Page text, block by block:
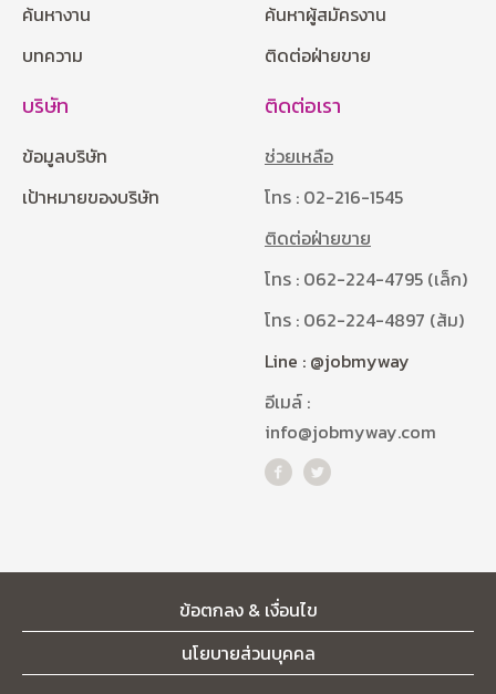
ค้นหางาน
บทความ
ค้นหาผู้สมัครงาน
ติดต่อฝ่ายขาย
บริษัท
ข้อมูลบริษัท
เป้าหมายของบริษัท
ติดต่อเรา
ช่วยเหลือ
โทร : 02-216-1545
ติดต่อฝ่ายขาย
โทร : 062-224-4795 (เล็ก)
โทร : 062-224-4897 (ส้ม)
Line : @jobmyway
อีเมล์ :
info@jobmyway.com
ข้อตกลง & เงื่อนไข
นโยบายส่วนบุคคล